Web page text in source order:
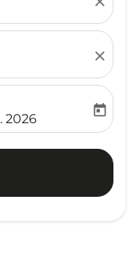
close
labelreturn-date-
2026
today